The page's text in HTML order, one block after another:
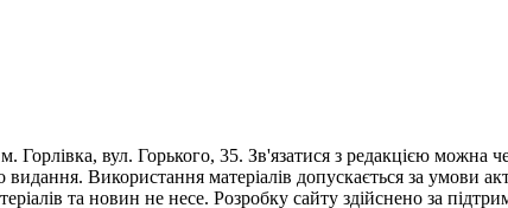
вул. Горького, 35. Зв'язатися з редакцією можна
Використання матеріалів допускається за умови
та новин не несе. Розробку сайту здійснено за